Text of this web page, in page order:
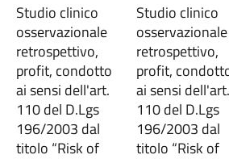
Studio clinico
osservazionale
retrospettivo,
profit, condotto
ai sensi dell'art.
110 del D.Lgs
196/2003 dal
titolo “Risk of
Studio clinico
osservazionale
retrospettivo,
profit,
ai sensi dell'art.
110 del D.Lgs
196/2003 dal
titolo “Risk of